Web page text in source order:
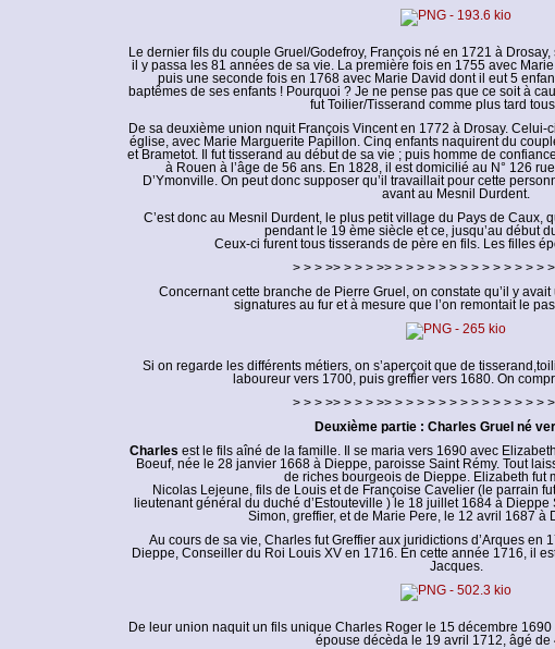
Le dernier fils du couple Gruel/Godefroy, François né en 1721 à
il y passa les 81 années de sa vie. La première fois en 1755 avec
puis une seconde fois en 1768 avec Marie David dont il eut 5
baptêmes de ses enfants ! Pourquoi ? Je ne pense pas que ce soit à
fut Toilier/Tisserand comme plus tard
De sa deuxième union nquit François Vincent en 1772 à Drosay.
église, avec Marie Marguerite Papillon. Cinq enfants naquirent du
et Brametot. Il fut tisserand au début de sa vie ; puis homme de
à Rouen à l’âge de 56 ans. En 1828, il est domicilié au N° 126
D’Ymonville. On peut donc supposer qu’il travaillait pour cette
avant au Mesnil Durdent.
C’est donc au Mesnil Durdent, le plus petit village du Pays de Caux,
pendant le 19 ème siècle et ce, jusqu’au début
Ceux-ci furent tous tisserands de père en fils. Les filles
> > > >> > > > >> > > > > > > > > > > > > > >
Concernant cette branche de Pierre Gruel, on constate qu’il y
signatures au fur et à mesure que l’on remontait le
Si on regarde les différents métiers, on s’aperçoit que de
laboureur vers 1700, puis greffier vers 1680. On
> > > >> > > > >> > > > > > > > > > > > > > >
Deuxième partie : Charles Gruel né
Charles est le fils aîné de la famille. Il se maria vers 1690 avec
Boeuf, née le 28 janvier 1668 à Dieppe, paroisse Saint Rémy. Tout
de riches bourgeois de Dieppe. Elizabeth fut
Nicolas Lejeune, fils de Louis et de Françoise Cavelier (le parrain
lieutenant général du duché d’Estouteville ) le 18 juillet 1684 à
Simon, greffier, et de Marie Pere, le 12 avril 1687 à
Au cours de sa vie, Charles fut Greffier aux juridictions d’Arques en
Dieppe, Conseiller du Roi Louis XV en 1716. En cette année 1716, il
Jacques.
De leur union naquit un fils unique Charles Roger le 15 décembre
épouse décèda le 19 avril 1712, âgé de